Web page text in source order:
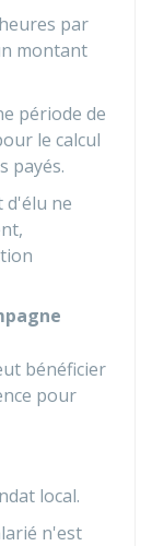
par
montant
période de
le calcul
payés.
d'élu ne
bénéficier
pour
local.
n'est